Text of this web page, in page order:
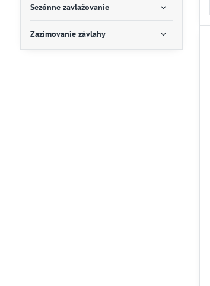
Sezónne zavlažovanie
Zazimovanie závlahy